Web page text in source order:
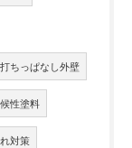
打ちっぱなし外壁
性塗料
対策